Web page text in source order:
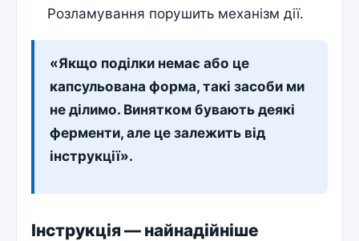
Розламування порушить механізм дії.
«Якщо поділки немає або це
капсульована форма, такі засоби ми
не ділимо. Винятком бувають деякі
ферменти, але це залежить від
інструкції».
Інструкція — найнадійніше